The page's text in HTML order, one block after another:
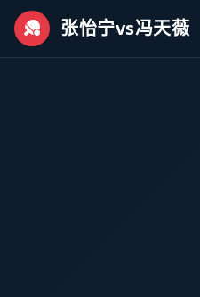
张怡宁vs冯天薇